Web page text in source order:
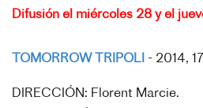
Difusión el miércoles 28 y el
TOMORROW TRIPOLI - 2014,
DIRECCIÓN: Florent Marcie.